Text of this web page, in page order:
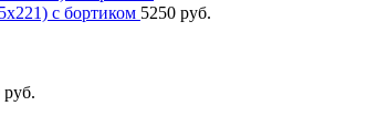
с бортиком 5250 руб.
руб.